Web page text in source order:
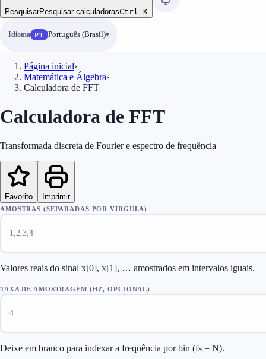
PesquisarPesquisar calculadorasCtrl K
Idioma PT Português (Brasil)
Página inicial›
Matemática e Álgebra›
Calculadora de FFT
Calculadora de FFT
Transformada discreta de Fourier e espectro de frequência
Favorito Imprimir
AMOSTRAS (SEPARADAS POR VÍRGULA)
Valores reais do sinal x[0], x[1], … amostrados em intervalos iguais.
TAXA DE AMOSTRAGEM (HZ, OPCIONAL)
Deixe em branco para indexar a frequência por bin (fs = N).